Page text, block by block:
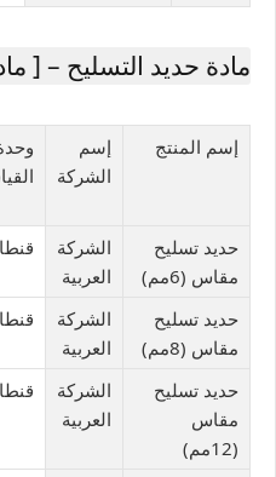
مادة حديد التسليح – [
إسم المنتج
إسم
الشركة
حديد تسليح
مقاس (6مم)
الشركة
العربية
حديد تسليح
مقاس (8مم)
الشركة
العربية
حديد تسليح
مقاس
(12مم)
الشركة
العربية